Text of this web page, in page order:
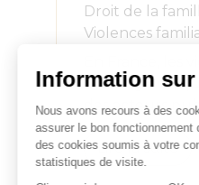
Droit de la
Violences
En France,
réalité grave,
des acteurs
Lire la suite